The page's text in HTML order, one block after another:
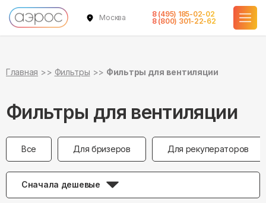
Москва
8 (495) 185-02-02
8 (800) 301-22-62
Главная Фильтры Фильтры для вентиляции
Фильтры для вентиляции
Все Для бризеров Для рекуператоров
Сначала дешевые